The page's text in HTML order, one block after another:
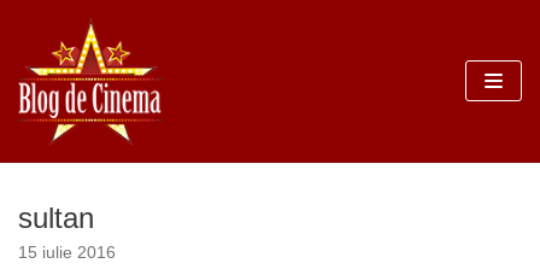
Sari
la
conținut
sultan
15 iulie 2016